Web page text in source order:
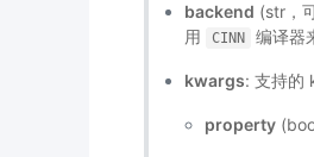
backend (str，
用
CINN 编译器
kwargs: 支持的
property